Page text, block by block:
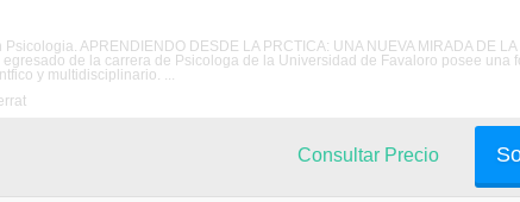
APRENDIENDO DESDE LA PRCTICA: UNA NUEVA MIRADA DE LA
egresado de la carrera de Psicologa de la Universidad de Favaloro posee una
y multidisciplinario. ...
Consultar Precio